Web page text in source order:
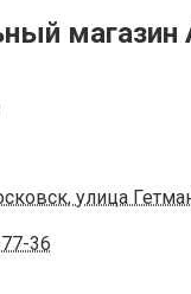
магазин
улица
36